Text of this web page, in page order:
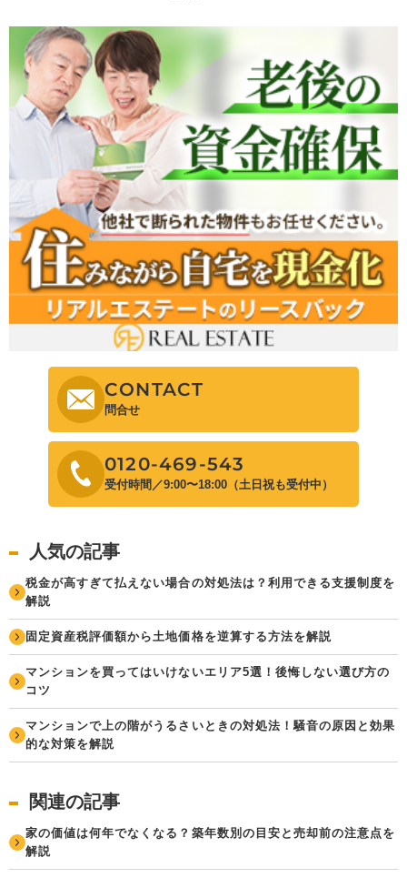
CONTACT
問合せ
0120-469-543
受付時間／9:00〜18:00（土日祝も受付中）
人気の記事
税金が高すぎて払えない場合の対処法は？利用できる支援制度を
解説
固定資産税評価額から土地価格を逆算する方法を解説
マンションを買ってはいけないエリア5選！後悔しない選び方の
コツ
マンションで上の階がうるさいときの対処法！騒音の原因と効果
的な対策を解説
関連の記事
家の価値は何年でなくなる？築年数別の目安と売却前の注意点を
解説